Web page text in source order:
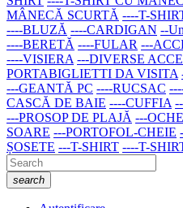
MÂNECĂ SCURTĂ ----T-
----BLUZĂ ----CARDIGAN --
----BERETĂ ----FULAR ---
----VISIERA ---DIVERSE
PORTABIGLIETTI DA VISITA
---GEANTĂ PC ----RUCSAC
CASCĂ DE BAIE ----CUFFIA
---PROSOP DE PLAJĂ ---
SOARE ---PORTOFOL-CHEIE
ȘOSETE ---T-SHIRT ----T-
search